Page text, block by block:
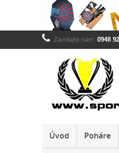
Zavolajte nám: 0948
Úvod Poháre